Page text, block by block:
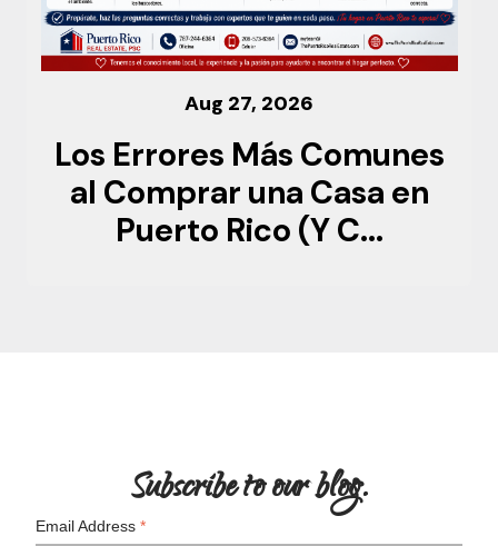
Aug 27, 2026
Los Errores Más Comunes
al Comprar una Casa en
Puerto Rico (Y C...
Subscribe to our blog.
Email Address *